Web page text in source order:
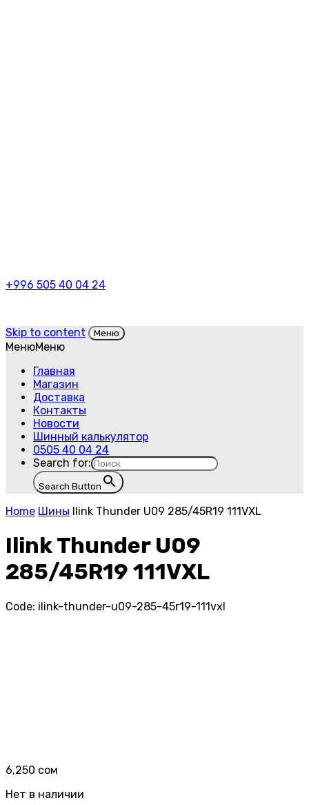
+996 505 40 04 24
Skip to content Меню
МенюМеню
Главная
Магазин
Доставка
Контакты
Новости
Шинный калькулятор
0505 40 04 24
Search for:
Search Button
Home Шины Ilink Thunder U09 285/45R19 111VXL
Ilink Thunder U09
285/45R19 111VXL
Code: ilink-thunder-u09-285-45r19-111vxl
6,250 сом
Нет в наличии